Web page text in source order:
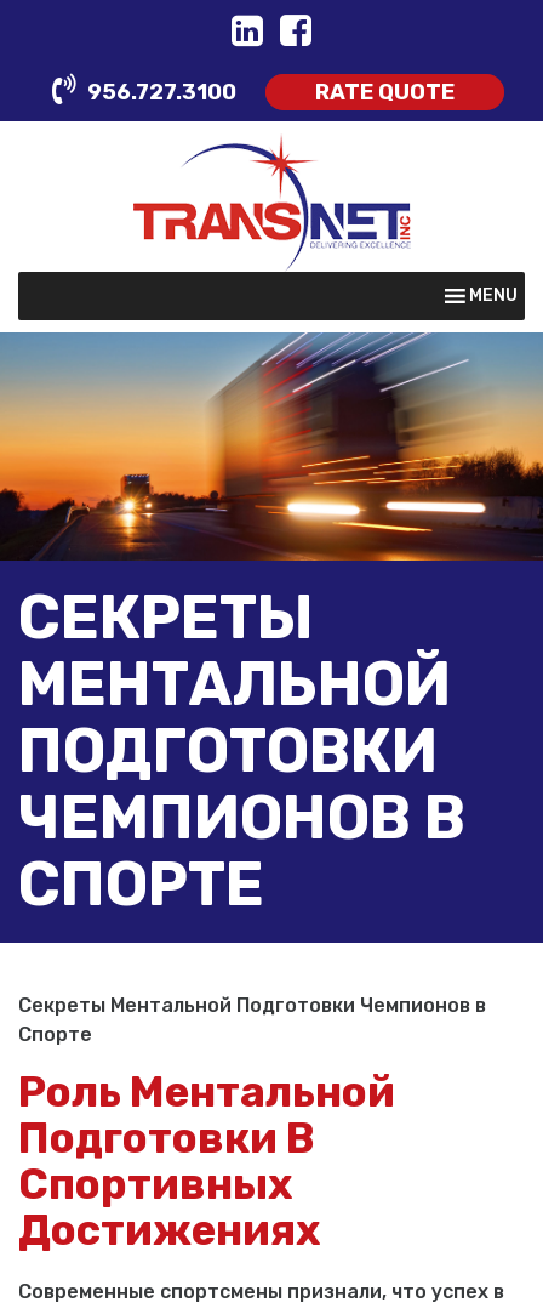
content
956.727.3100 RATE QUOTE
MENU
СЕКРЕТЫ
МЕНТАЛЬНОЙ
ПОДГОТОВКИ
ЧЕМПИОНОВ В
СПОРТЕ
Секреты Ментальной Подготовки Чемпионов в
Спорте
Роль Ментальной
Подготовки В
Спортивных
Достижениях
Современные спортсмены признали, что успех в